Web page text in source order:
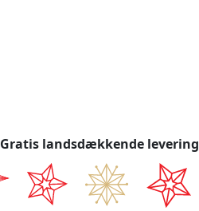
Gratis landsdækkende levering